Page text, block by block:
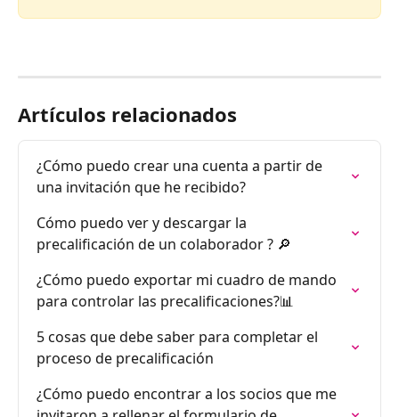
Artículos relacionados
¿Cómo puedo crear una cuenta a partir de
una invitación que he recibido?
Cómo puedo ver y descargar la
precalificación de un colaborador ? 🔎
¿Cómo puedo exportar mi cuadro de mando
para controlar las precalificaciones?📊
5 cosas que debe saber para completar el
proceso de precalificación
¿Cómo puedo encontrar a los socios que me